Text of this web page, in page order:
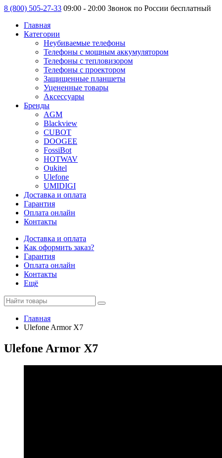
8 (800) 505-27-33 09:00 - 20:00 Звонок по России бесплатный
Главная
Категории
Неубиваемые телефоны
Телефоны с мощным аккумулятором
Телефоны с тепловизором
Телефоны с проектором
Защищенные планшеты
Уцененные товары
Аксессуары
Бренды
AGM
Blackview
CUBOT
DOOGEE
FossiBot
HOTWAV
Oukitel
Ulefone
UMIDIGI
Доставка и оплата
Гарантия
Оплата онлайн
Контакты
Доставка и оплата
Как оформить заказ?
Гарантия
Оплата онлайн
Контакты
Ещё
Главная
Ulefone Armor X7
Ulefone Armor X7